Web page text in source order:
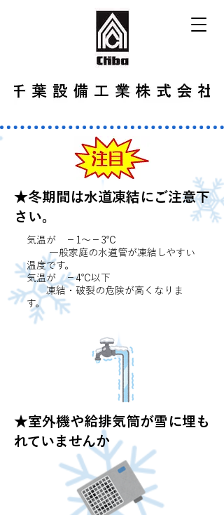
★冬期間は​水道凍結にご注意下
さい。
気温が −1〜−3℃
一般家庭の水道管が凍結しやすい
温度です。
気温が −4℃以下
凍結・破裂の危険が高くなりま
す。
​★室外機や給排気筒が雪に埋も
れていませんか